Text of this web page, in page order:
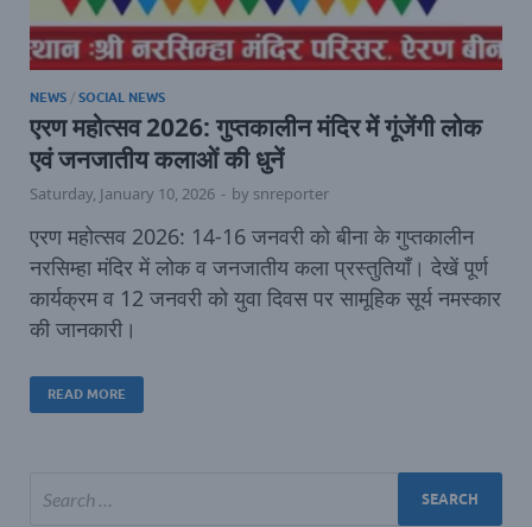
NEWS / SOCIAL NEWS
एरण महोत्सव 2026: गुप्तकालीन मंदिर में गूंजेंगी लोक
एवं जनजातीय कलाओं की धुनें
Saturday, January 10, 2026 - by snreporter
एरण महोत्सव 2026: 14-16 जनवरी को बीना के गुप्तकालीन
नरसिम्हा मंदिर में लोक व जनजातीय कला प्रस्तुतियाँ। देखें पूर्ण
कार्यक्रम व 12 जनवरी को युवा दिवस पर सामूहिक सूर्य नमस्कार
की जानकारी।
READ MORE